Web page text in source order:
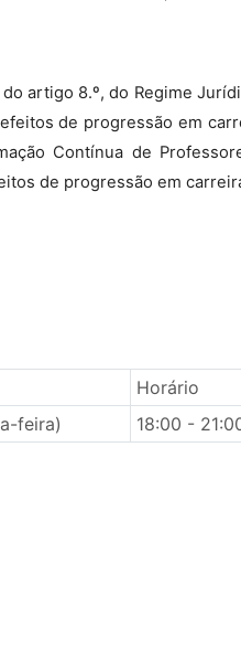
artigo 8.º, do Regime
de progressão em
Contínua de
de progressão em
Horário
feira) 18:00 -